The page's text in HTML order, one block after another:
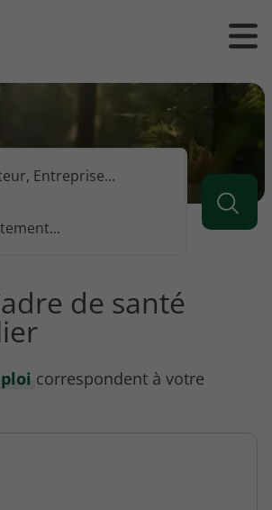
Ouvrir
/
le
de santé
correspondent à votre